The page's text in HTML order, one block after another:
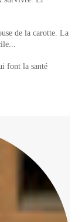
de la carotte. La
font la santé